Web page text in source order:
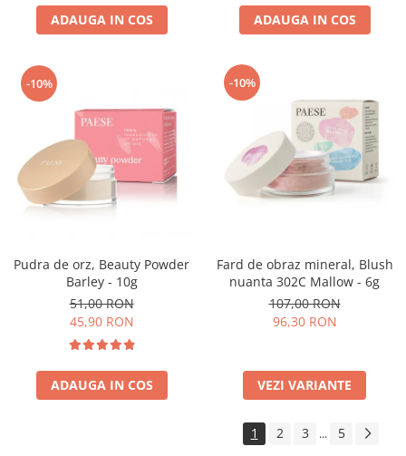
ADAUGA IN COS ADAUGA IN COS
-10%
Pudra de orz, Beauty Powder
Barley - 10g
51,00 RON
45,90 RON
ADAUGA IN COS
-10%
Fard de obraz mineral, Blush
nuanta 302C Mallow - 6g
107,00 RON
96,30 RON
VEZI VARIANTE
1 2 3 ... 5